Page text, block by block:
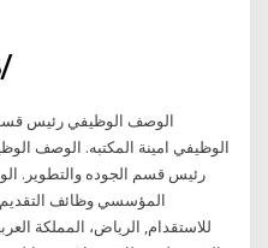
6‏‏/6‏‏/1442 بعد الهجرة
الوصف الوظيفي رئيس
الوظيفي امينة المكتبه. الوصف
رئيس قسم الجوده والتطوير.
المؤسسي وظائف